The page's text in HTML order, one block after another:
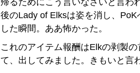
帰るためにこう言いなさいと言わ
後のLady of Elksは姿を消し、
した瞬間。ああ怖かった。
これのアイテム報酬はElkの剥製
て、出してみました。きもいと言